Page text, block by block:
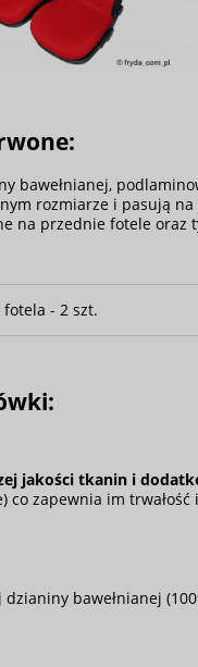
bawełnianej,
rozmiarze i pasują
na przednie fotele oraz
fotela - 2 szt.
jakości tkanin i
zapewnia im trwałość
bawełnianej